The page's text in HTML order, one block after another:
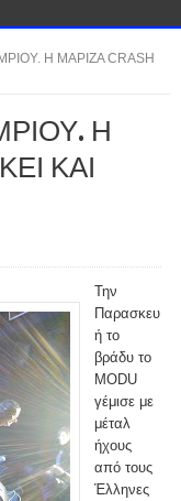
Η ΜΑΡΙΖΑ CRASH
Η
ΚΑΙ
Την
Παρασκευ
ή το
βράδυ το
MODU
γέμισε με
μέταλ
ήχους
από τους
Έλληνες